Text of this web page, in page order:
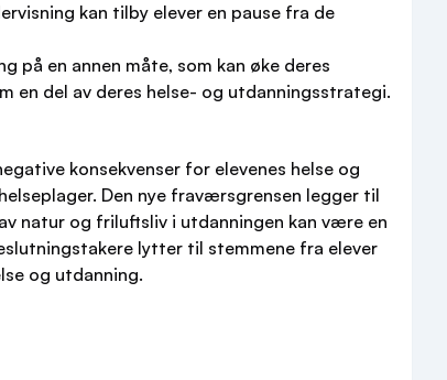
kan tilby elever en pause fra de
en annen måte, som kan øke deres
en del av deres helse- og utdanningsstrategi.
konsekvenser for elevenes helse og
Den nye fraværsgrensen legger til
natur og friluftsliv i utdanningen kan være en
lytter til stemmene fra elever
og utdanning.